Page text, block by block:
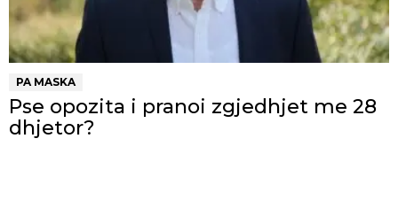
PA MASKA
Pse opozita i pranoi zgjedhjet me 28
dhjetor?